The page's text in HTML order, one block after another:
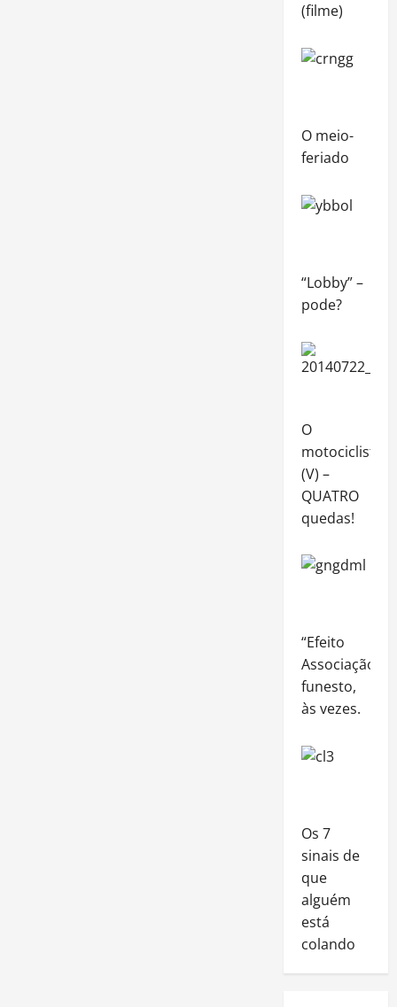
(filme)
O meio-
feriado
“Lobby” –
pode?
O
motociclista
(V) –
QUATRO
quedas!
“Efeito
Associação”:
funesto,
às vezes.
Os 7
sinais de
que
alguém
está
colando